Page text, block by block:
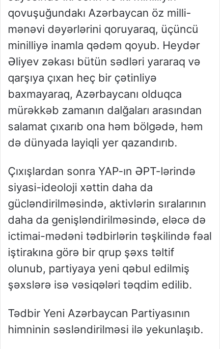
qovuşuğundakı Azərbaycan öz milli-
mənəvi dəyərlərini qoruyaraq, üçüncü
minilliyə inamla qədəm qoyub. Heydər
Əliyev zəkası bütün sədləri yararaq və
qarşıya çıxan heç bir çətinliyə
baxmayaraq, Azərbaycanı olduqca
mürəkkəb zamanın dalğaları arasından
salamat çıxarıb ona həm bölgədə, həm
də dünyada layiqli yer qazandırıb.
Çıxışlardan sonra YAP-ın ƏPT-lərində
siyasi-ideoloji xəttin daha da
gücləndirilməsində, aktivlərin sıralarının
daha da genişləndirilməsində, eləcə də
ictimai-mədəni tədbirlərin təşkilində fəal
iştirakına görə bir qrup şəxs təltif
olunub, partiyaya yeni qəbul edilmiş
şəxslərə isə vəsiqələri təqdim edilib.
Tədbir Yeni Azərbaycan Partiyasının
himninin səsləndirilməsi ilə yekunlaşıb.